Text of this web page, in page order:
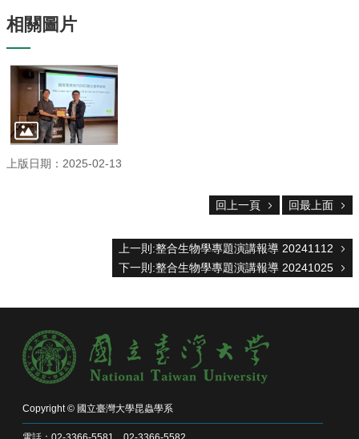
展
追
蹤
系
主
信
箱
回
站
English
所
消
相關圖片
上版日期：2025-02-13
回上一頁 回最上面
上一則:整合生物學專題演講報導 20241112
下一則:整合生物學專題演講報導 20241025
Copyright © 國立臺灣大學昆蟲學系